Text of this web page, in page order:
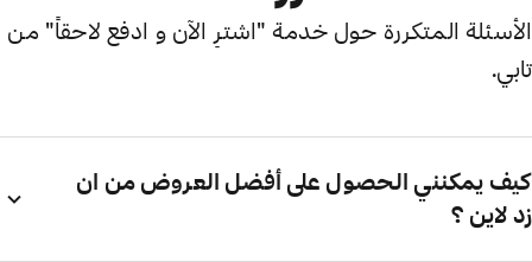
الأسئلة المتكررة حول خدمة "اشترِ الآن و ادفع لاحقاً" من
تابي.
كيف يمكنني الحصول على أفضل العروض من ان
زد لاين ؟